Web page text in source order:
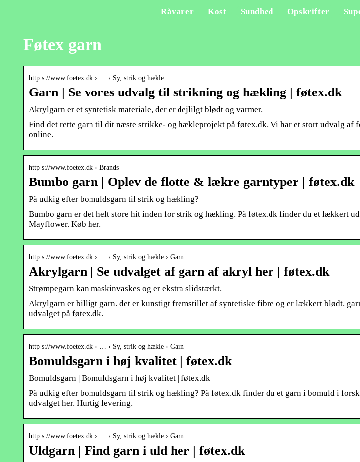
Råvarer Kost Sundhed Opskrifter
Føtex garn
http s://www.foetex.dk › … › Sy, strik og hækle
Garn | Se vores udvalg til strikning og hækling | føtex.dk
Akrylgarn er et syntetisk materiale, der er dejlilgt blødt og varmer.
Find det rette garn til dit næste strikke- og hækleprojekt på føtex.dk. Vi har et stort udvalg af
online.
http s://www.foetex.dk › Brands
Bumbo garn | Oplev de flotte & lækre garntyper | føtex.dk
På udkig efter bomuldsgarn til strik og hækling?
Bumbo garn er det helt store hit inden for strik og hækling. På føtex.dk finder du et lækkert
Mayflower. Køb her.
http s://www.foetex.dk › … › Sy, strik og hækle › Garn
Akrylgarn | Se udvalget af garn af akryl her | føtex.dk
Strømpegarn kan maskinvaskes og er ekstra slidstærkt.
Akrylgarn er billigt garn. det er kunstigt fremstillet af syntetiske fibre og er lækkert blødt.
udvalget på føtex.dk.
http s://www.foetex.dk › … › Sy, strik og hækle › Garn
Bomuldsgarn i høj kvalitet | føtex.dk
Bomuldsgarn | Bomuldsgarn i høj kvalitet | føtex.dk
På udkig efter bomuldsgarn til strik og hækling? På føtex.dk finder du et garn i bomuld i
udvalget her. Hurtig levering.
http s://www.foetex.dk › … › Sy, strik og hækle › Garn
Uldgarn | Find garn i uld her | føtex.dk